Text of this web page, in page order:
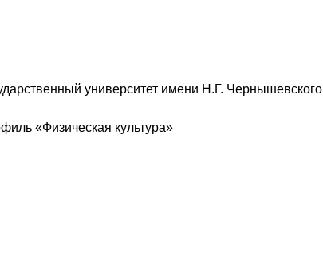
университет имени Н.Г. Чернышевского
«Физическая культура»